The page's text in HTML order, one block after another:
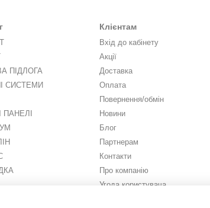
ПІДЛОГА
СИСТЕМИ
ПАНЕЛІ
Клієнтам
Вхід до кабінету
Акції
Доставка
Оплата
Повернення/обмін
Новини
Блог
Партнерам
Контакти
Про компанію
Угода користувача